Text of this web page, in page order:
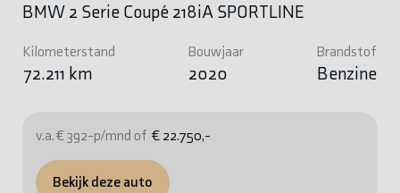
BMW 2 Serie Coupé 218iA SPORTLINE
Kilometerstand
72.211 km
Bouwjaar
2020
Brandstof
Benzine
v.a. € 392-p/mnd of € 22.750,-
Bekijk deze auto